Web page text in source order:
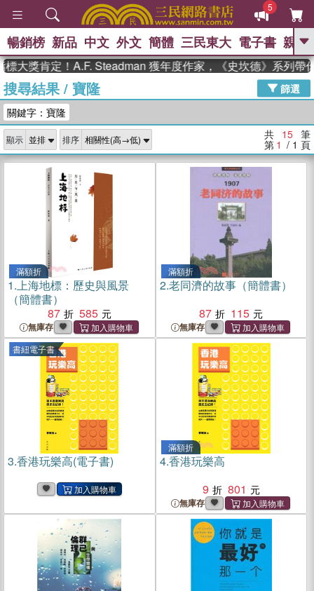
5
GO
高希均教授回憶錄
、 The Odyssey 、 父親節 、 如果歷
獎 臺灣漫遊錄 、 方念華 、 台灣的李
登輝時代
數學女孩：黎曼猜想 、
偉大的迷走神經
暢銷榜 新品 中文 外文 簡體 三民東大 電子書 親子
大獎肯定！A.F. Steadman 獲年度作家，《史坎德》系列帶你
搜尋結果/ 寶隆
篩選
關鍵字：寶隆
顯示 排序 共 15 筆
第 1 / 1 頁
滿額折
1.上海地標：歷史與風景
（簡體書）
87
585
無庫存
滿額折
2.老同濟的故事（簡體書）
87
115
無庫存
書紐電子書
3.香港玩樂高(電子書)
滿額折
4.香港玩樂高
9
801
無庫存